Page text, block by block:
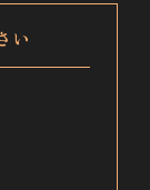
い